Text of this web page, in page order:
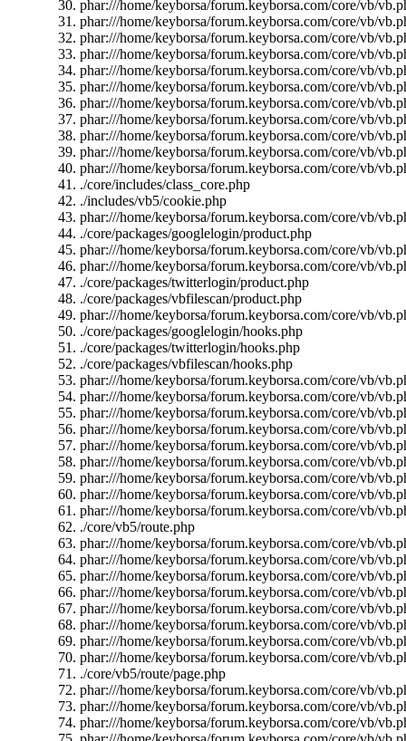
phar:///home/keyborsa/forum.keyborsa.com/core/vb/
phar:///home/keyborsa/forum.keyborsa.com/core/vb/
phar:///home/keyborsa/forum.keyborsa.com/core/vb/
phar:///home/keyborsa/forum.keyborsa.com/core/vb/
phar:///home/keyborsa/forum.keyborsa.com/core/vb/
phar:///home/keyborsa/forum.keyborsa.com/core/vb/
phar:///home/keyborsa/forum.keyborsa.com/core/vb/
phar:///home/keyborsa/forum.keyborsa.com/core/vb/
phar:///home/keyborsa/forum.keyborsa.com/core/vb/
phar:///home/keyborsa/forum.keyborsa.com/core/vb/
phar:///home/keyborsa/forum.keyborsa.com/core/vb/
./core/includes/class_core.php
./includes/vb5/cookie.php
phar:///home/keyborsa/forum.keyborsa.com/core/vb/
./core/packages/googlelogin/product.php
phar:///home/keyborsa/forum.keyborsa.com/core/vb/
phar:///home/keyborsa/forum.keyborsa.com/core/vb/
./core/packages/twitterlogin/product.php
./core/packages/vbfilescan/product.php
phar:///home/keyborsa/forum.keyborsa.com/core/vb/
./core/packages/googlelogin/hooks.php
./core/packages/twitterlogin/hooks.php
./core/packages/vbfilescan/hooks.php
phar:///home/keyborsa/forum.keyborsa.com/core/vb/
phar:///home/keyborsa/forum.keyborsa.com/core/vb/
phar:///home/keyborsa/forum.keyborsa.com/core/vb/
phar:///home/keyborsa/forum.keyborsa.com/core/vb/
phar:///home/keyborsa/forum.keyborsa.com/core/vb/
phar:///home/keyborsa/forum.keyborsa.com/core/vb/
phar:///home/keyborsa/forum.keyborsa.com/core/vb/
phar:///home/keyborsa/forum.keyborsa.com/core/vb/
phar:///home/keyborsa/forum.keyborsa.com/core/vb/
./core/vb5/route.php
phar:///home/keyborsa/forum.keyborsa.com/core/vb/
phar:///home/keyborsa/forum.keyborsa.com/core/vb/
phar:///home/keyborsa/forum.keyborsa.com/core/vb/
phar:///home/keyborsa/forum.keyborsa.com/core/vb/
phar:///home/keyborsa/forum.keyborsa.com/core/vb/
phar:///home/keyborsa/forum.keyborsa.com/core/vb/
phar:///home/keyborsa/forum.keyborsa.com/core/vb/
phar:///home/keyborsa/forum.keyborsa.com/core/vb/
./core/vb5/route/page.php
phar:///home/keyborsa/forum.keyborsa.com/core/vb/
phar:///home/keyborsa/forum.keyborsa.com/core/vb/
phar:///home/keyborsa/forum.keyborsa.com/core/vb/